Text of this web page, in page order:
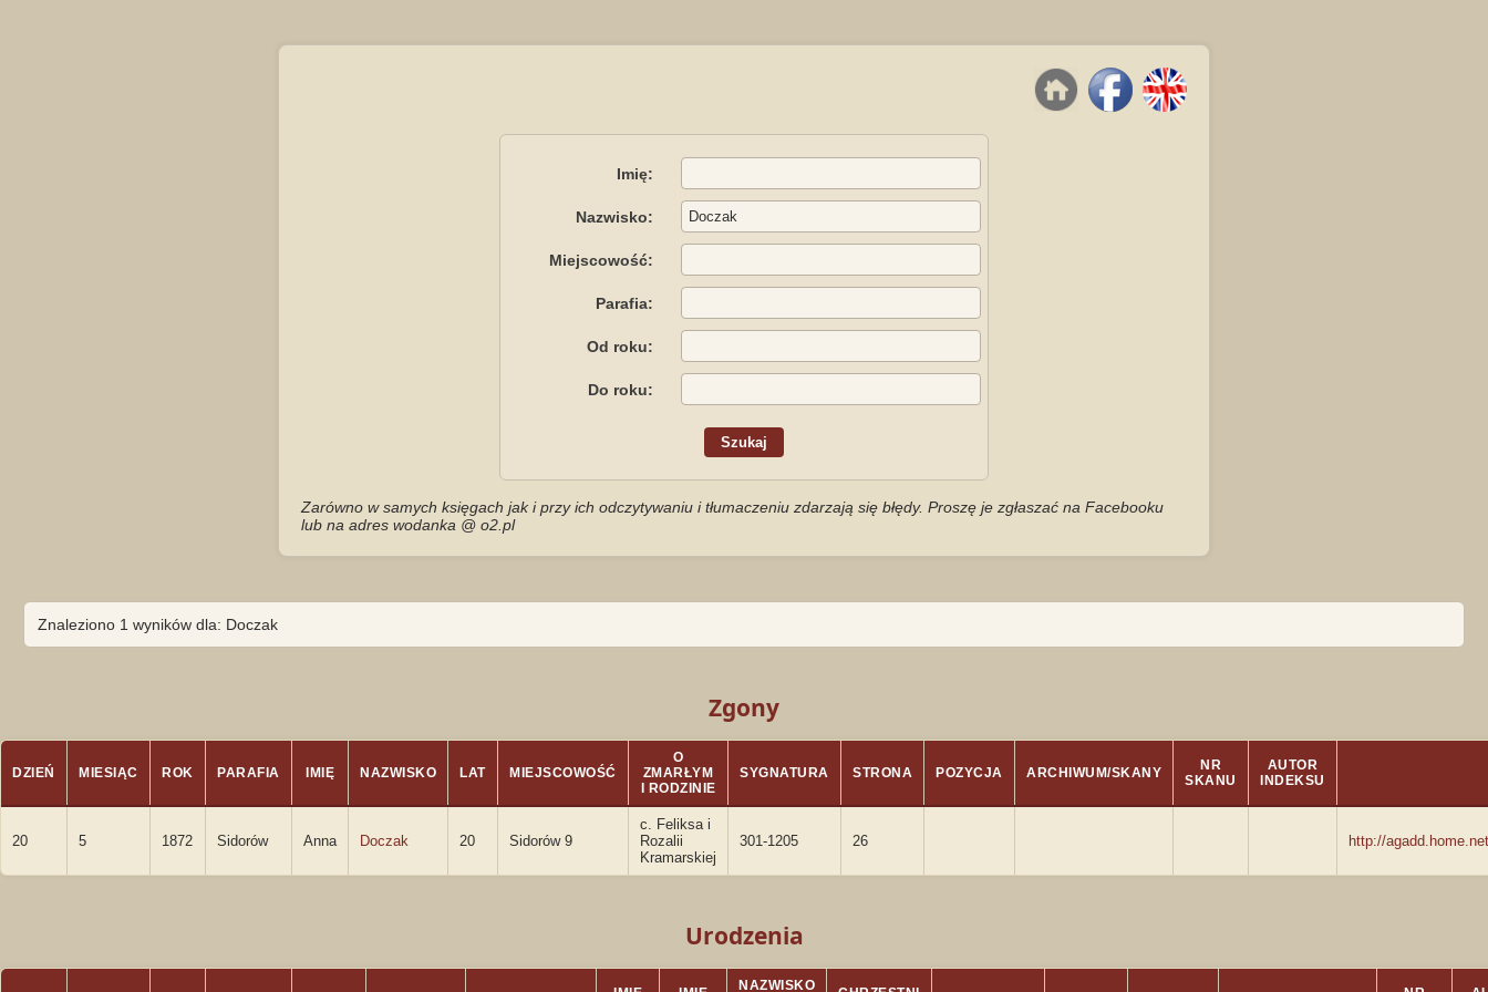
Imię:
Nazwisko:
Miejscowość:
Parafia:
Od roku:
Do roku:
Zarówno w samych księgach jak i przy ich odczytywaniu i tłumaczeniu zdarzają się błędy. Proszę je zgłaszać na Facebooku
lub na adres wodanka @ o2.pl
Znaleziono 1 wyników dla: Doczak
Zgony
DZIEŃ MIESIĄC ROK PARAFIA IMIĘ NAZWISKO LAT MIEJSCOWOŚĆ
O
ZMARŁYM
I RODZINIE
SYGNATURA STRONA POZYCJA ARCHIWUM/SKANY
NR
SKANU
AUTOR
INDEKSU
20 5 1872 Sidorów Anna Doczak 20 Sidorów 9
c. Feliksa i
Rozalii
Kramarskiej
301-1205 26 http://
Urodzenia
NAZWISKO